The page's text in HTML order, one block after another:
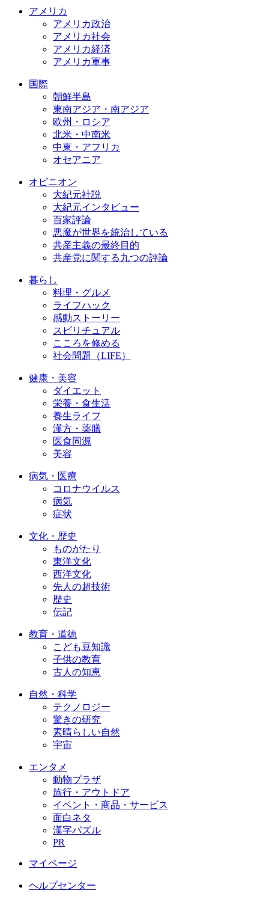
アメリカ
アメリカ政治
アメリカ社会
アメリカ経済
アメリカ軍事
国際
朝鮮半島
東南アジア・南アジア
欧州・ロシア
北米・中南米
中東・アフリカ
オセアニア
オピニオン
大紀元社説
大紀元インタビュー
百家評論
悪魔が世界を統治している
共産主義の最終目的
共産党に関する九つの評論
暮らし
料理・グルメ
ライフハック
感動ストーリー
スピリチュアル
こころを修める
社会問題（LIFE）
健康・美容
ダイエット
栄養・食生活
養生ライフ
漢方・薬膳
医食同源
美容
病気・医療
コロナウイルス
病気
症状
文化・歴史
ものがたり
東洋文化
西洋文化
先人の超技術
歴史
伝記
教育・道徳
こども豆知識
子供の教育
古人の知恵
自然・科学
テクノロジー
驚きの研究
素晴らしい自然
宇宙
エンタメ
動物プラザ
旅行・アウトドア
イベント・商品・サービス
面白ネタ
漢字パズル
PR
マイページ
ヘルプセンター